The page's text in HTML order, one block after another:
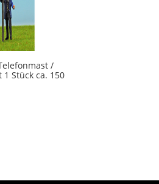
/
Stück ca. 150